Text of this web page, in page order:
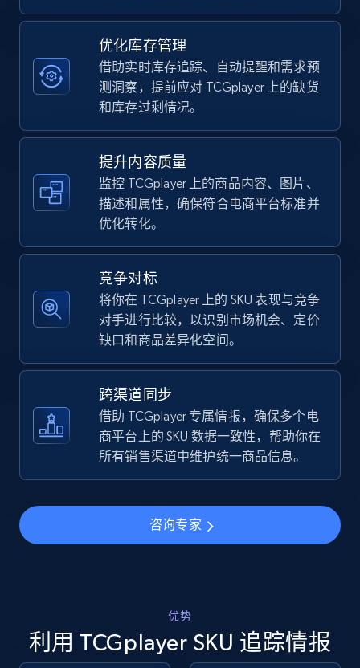
TikTok Shop - category
URL, Title, Available, Description, Currency, Initial
price, Final price, Discount percent, and more.
TikTok Shop - Collect TikTok shop products
by keywords search
URL, Title, Available, Description, Currency, Initial
price, Final price, Discount percent, and more.
5.4K+ 667+
TikTok Shop - discover records by shop url
URL, Title, Available, Description, Currency, Initial
price, Final price, Discount percent, and more.
info, Stars, Feedbacks, Return policy, and more.
2.5K+ 378+ 立即开始
优化库存管理
借助实时库存追踪、自动提醒和需求预
测洞察，提前应对 TCGplayer 上的缺货
和库存过剩情况。
提升内容质量
监控 TCGplayer 上的商品内容、图片、
描述和属性，确保符合电商平台标准并
优化转化。
竞争对标
将你在 TCGplayer 上的 SKU 表现与竞争
对手进行比较，以识别市场机会、定价
缺口和商品差异化空间。
跨渠道同步
借助 TCGplayer 专属情报，确保多个电
商平台上的 SKU 数据一致性，帮助你在
所有销售渠道中维护统一商品信息。
咨询专家
优势
利用 TCGplayer SKU 追踪情报